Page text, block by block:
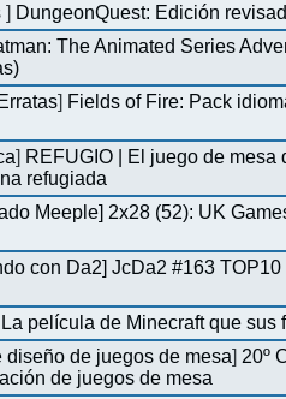
] DungeonQuest: Edición
The Animated Series
] Fields of Fire: Pack
] REFUGIO | El juego de mesa
refugiada
Meeple] 2x28 (52): UK
con Da2] JcDa2 #163
La película de Minecraft que sus
diseño de juegos de mesa] 20º
de juegos de mesa